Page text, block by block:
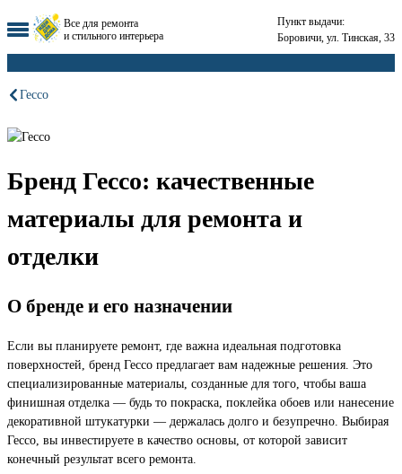
Все для ремонта
и стильного интерьера
Пункт выдачи:
Боровичи, ул. Тинская, 33
Гессо
Бренд Гессо: качественные
материалы для ремонта и
отделки
О бренде и его назначении
Если вы планируете ремонт, где важна идеальная подготовка
поверхностей, бренд Гессо предлагает вам надежные решения. Это
специализированные материалы, созданные для того, чтобы ваша
финишная отделка — будь то покраска, поклейка обоев или нанесение
декоративной штукатурки — держалась долго и безупречно. Выбирая
Гессо, вы инвестируете в качество основы, от которой зависит
конечный результат всего ремонта.